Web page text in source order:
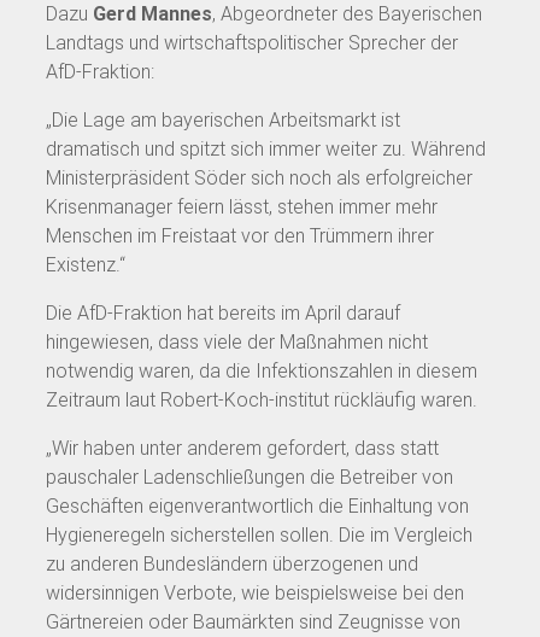
Dazu Gerd Mannes, Abgeordneter des Bayerischen
Landtags und wirtschaftspolitischer Sprecher der
AfD-Fraktion:
„Die Lage am bayerischen Arbeitsmarkt ist
dramatisch und spitzt sich immer weiter zu. Während
Ministerpräsident Söder sich noch als erfolgreicher
Krisenmanager feiern lässt, stehen immer mehr
Menschen im Freistaat vor den Trümmern ihrer
Existenz.“
Die AfD-Fraktion hat bereits im April darauf
hingewiesen, dass viele der Maßnahmen nicht
notwendig waren, da die Infektionszahlen in diesem
Zeitraum laut Robert-Koch-institut rückläufig waren.
„Wir haben unter anderem gefordert, dass statt
pauschaler Ladenschließungen die Betreiber von
Geschäften eigenverantwortlich die Einhaltung von
Hygieneregeln sicherstellen sollen. Die im Vergleich
zu anderen Bundesländern überzogenen und
widersinnigen Verbote, wie beispielsweise bei den
Gärtnereien oder Baumärkten sind Zeugnisse von